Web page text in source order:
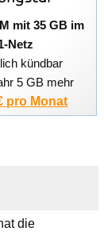
mit 35 GB im
Netz
kündbar
5 GB mehr
pro Monat
die